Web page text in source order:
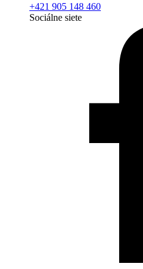
+421 905 148 460
Sociálne siete